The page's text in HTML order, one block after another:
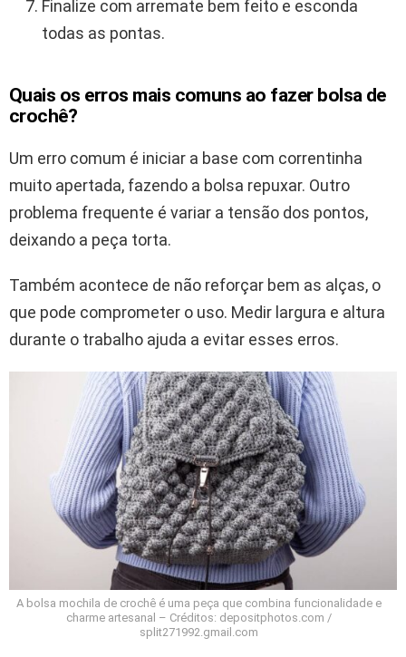
Finalize com arremate bem feito e esconda
todas as pontas.
Quais os erros mais comuns ao fazer bolsa de
crochê?
Um erro comum é iniciar a base com correntinha
muito apertada, fazendo a bolsa repuxar. Outro
problema frequente é variar a tensão dos pontos,
deixando a peça torta.
Também acontece de não reforçar bem as alças, o
que pode comprometer o uso. Medir largura e altura
durante o trabalho ajuda a evitar esses erros.
A bolsa mochila de crochê é uma peça que combina funcionalidade e
charme artesanal – Créditos: depositphotos.com /
split271992.gmail.com